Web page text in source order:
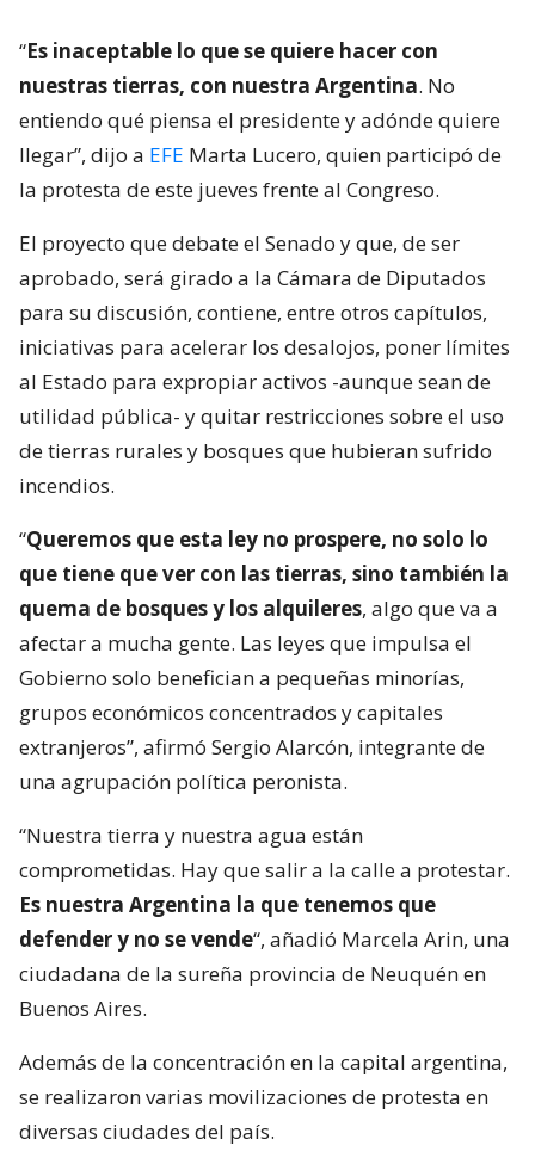
“Es inaceptable lo que se quiere hacer con
nuestras tierras, con nuestra Argentina. No
entiendo qué piensa el presidente y adónde quiere
llegar”, dijo a EFE Marta Lucero, quien participó de
la protesta de este jueves frente al Congreso.
El proyecto que debate el Senado y que, de ser
aprobado, será girado a la Cámara de Diputados
para su discusión, contiene, entre otros capítulos,
iniciativas para acelerar los desalojos, poner límites
al Estado para expropiar activos -aunque sean de
utilidad pública- y quitar restricciones sobre el uso
de tierras rurales y bosques que hubieran sufrido
incendios.
“Queremos que esta ley no prospere, no solo lo
que tiene que ver con las tierras, sino también la
quema de bosques y los alquileres, algo que va a
afectar a mucha gente. Las leyes que impulsa el
Gobierno solo benefician a pequeñas minorías,
grupos económicos concentrados y capitales
extranjeros”, afirmó Sergio Alarcón, integrante de
una agrupación política peronista.
“Nuestra tierra y nuestra agua están
comprometidas. Hay que salir a la calle a protestar.
Es nuestra Argentina la que tenemos que
defender y no se vende“, añadió Marcela Arin, una
ciudadana de la sureña provincia de Neuquén en
Buenos Aires.
Además de la concentración en la capital argentina,
se realizaron varias movilizaciones de protesta en
diversas ciudades del país.